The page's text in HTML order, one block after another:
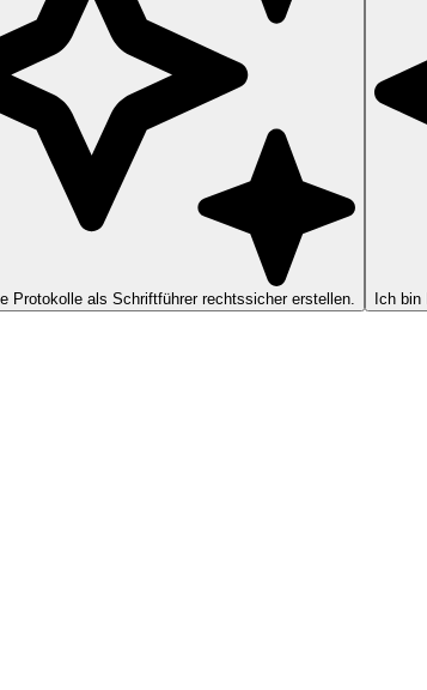
Protokolle als Schriftführer rechtssicher erstellen. Ich